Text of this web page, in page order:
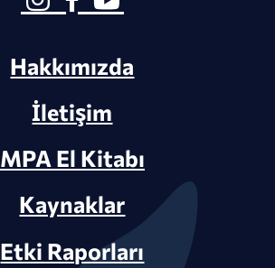
Hakkımızda
İletişim
MPA El Kitabı
Kaynaklar
Etki Raporları